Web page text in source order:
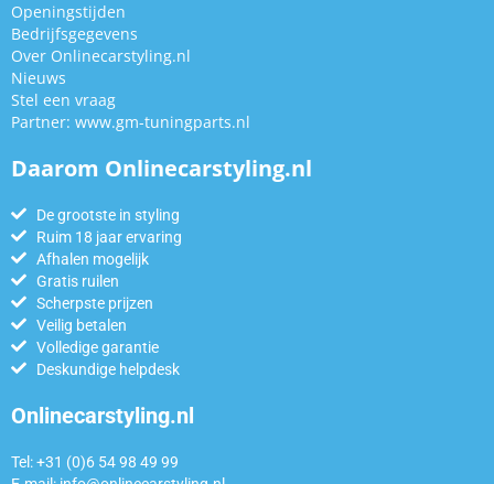
Openingstijden
Bedrijfsgegevens
Over Onlinecarstyling.nl
Nieuws
Stel een vraag
Partner: www.gm-tuningparts.nl
Daarom Onlinecarstyling.nl
De grootste in styling
Ruim 18 jaar ervaring
Afhalen mogelijk
Gratis ruilen
Scherpste prijzen
Veilig betalen
Volledige garantie
Deskundige helpdesk
Onlinecarstyling.nl
Tel: +31 (0)6 54 98 49 99